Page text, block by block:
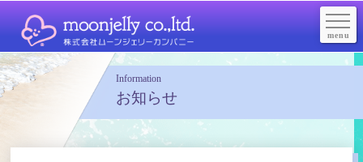
株式会社moom jelly
Information
お知らせ